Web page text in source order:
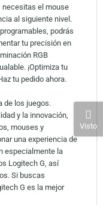
necesitas el mouse
al siguiente nivel.
podrás
tu precisión en
RGB
¡Optimiza tu
tu pedido ahora.
de los juegos.
y la innovación,
mouses y
una experiencia de
especialmente la
Logitech G, así
Si buscas
G es la mejor
Visto